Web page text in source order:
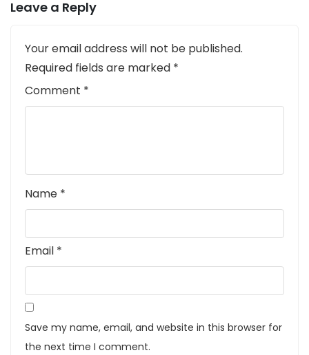
Leave a Reply
Your email address will not be published.
Required fields are marked *
Comment *
Name *
Email *
Save my name, email, and website in this browser for
the next time I comment.